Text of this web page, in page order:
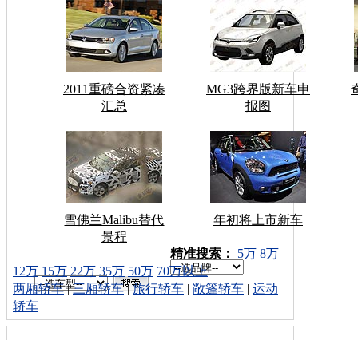
2011重磅合资紧凑
汇总
MG3跨界版新车申
报图
雪佛兰Malibu替代
景程
年初将上市新车
车型搜索：
精准搜索： 5万 8万
12万 15万 22万 35万 50万 70万以上
两厢轿车|三厢轿车|旅行轿车 | 敞篷轿车 | 运动
轿车